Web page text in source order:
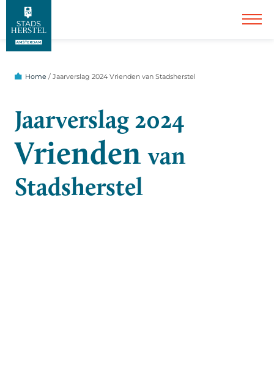
Home /Jaarverslag 2024 Vrienden van Stadsherstel
Jaarverslag 2024
Vriendenvan
Stadsherstel